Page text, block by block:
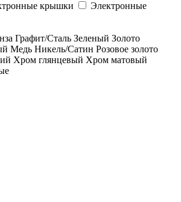
крышки
Электронные
Графит/Сталь Зеленый Золото
Медь Никель/Сатин Розовое золото
Хром глянцевый Хром матовый